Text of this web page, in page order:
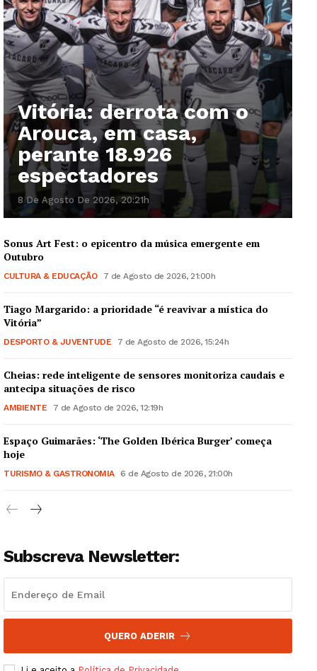
Guimarães, agora!
Institucional
Artigos
Edição Digital
Grande Entrevista
Vitória: derrota com o
Arouca, em casa,
perante 18.926
espectadores
8 De Agosto De 2026, 20:21h
Sonus Art Fest: o epicentro da música emergente em
Outubro
CULTURA & EDUCAÇÃO 7 de Agosto de 2026, 21:00h
Tiago Margarido: a prioridade “é reavivar a mística do
Vitória”
DESPORTO & JUVENTUDE 7 de Agosto de 2026, 15:24h
Cheias: rede inteligente de sensores monitoriza caudais e
antecipa situações de risco
AMBIENTE 7 de Agosto de 2026, 12:19h
Espaço Guimarães: ‘The Golden Ibérica Burger’ começa
hoje
TURISMO & GASTRONOMIA 6 de Agosto de 2026, 21:00h
Subscreva Newsletter:
QUERO ADERIR